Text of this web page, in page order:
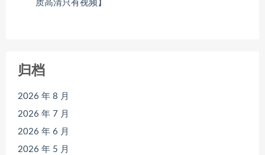
质高清只有视频】
归档
2026 年 8 月
2026 年 7 月
2026 年 6 月
2026 年 5 月